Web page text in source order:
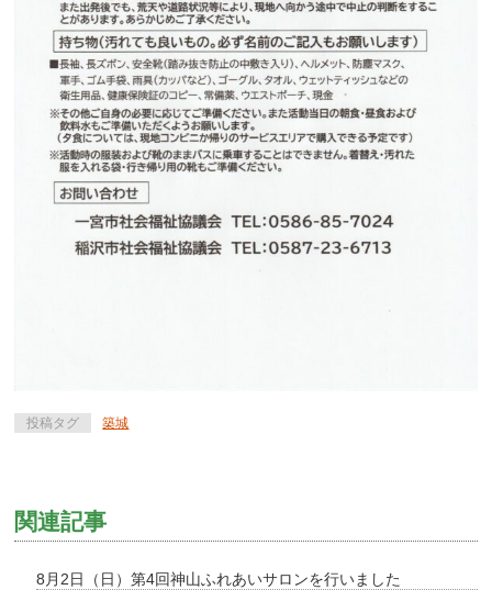
投稿タグ 築城
関連記事
8月2日（日）第4回神山ふれあいサロンを行いました